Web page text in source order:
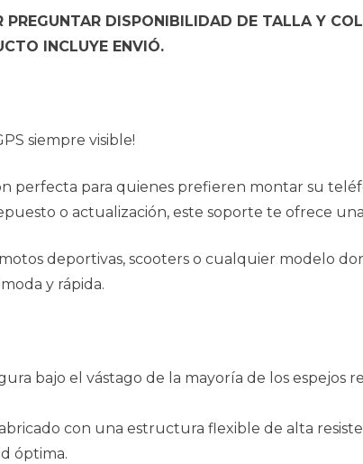
PREGUNTAR DISPONIBILIDAD DE TALLA Y
INCLUYE ENVIÓ.
siempre visible!
perfecta para quienes prefieren montar su
o actualización, este soporte te ofrece
deportivas, scooters o cualquier modelo
y rápida.
bajo el vástago de la mayoría de los
con una estructura flexible de alta
óptima.